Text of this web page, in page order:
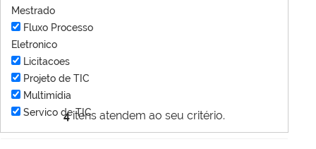
4itens atendem ao seu critério.
Mestrado
Fluxo Processo
Eletronico
Licitacoes
Projeto de TIC
Multimídia
Servico de TIC